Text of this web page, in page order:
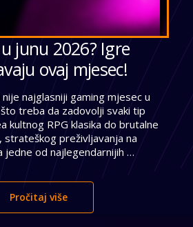
junu 2026? Igre
ovaj mjesec!
nije najglasniji gaming mjesec u
treba da zadovolji svaki tip
kultnog RPG klasika do brutalne
strateškog preživljavanja na
jedne od najlegendarnijih
mjesec dolazi sa naslovima
pažnju. Datum izlaska: 5. juni
kultnih RPG naslova svih
remake koji fanovi čekaju
Pročitaj više